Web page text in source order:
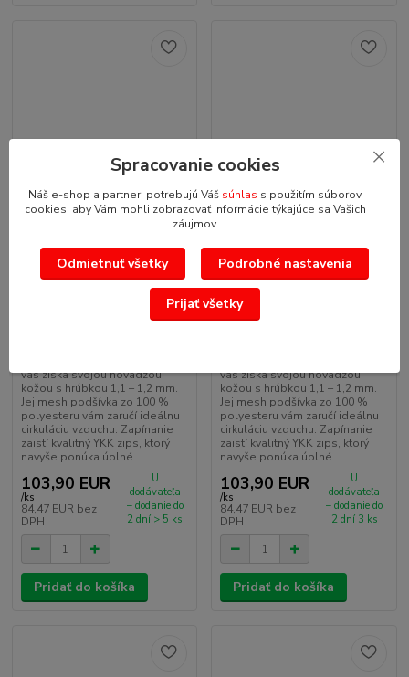
vás získa svojou hovädzou
kožou s hrúbkou 1,1 – 1,2 mm.
Jej mesh podšívka zo 100 %
polyesteru vám zaručí ideálnu
cirkuláciu vzduchu. Zapínanie
zaistí kvalitný YKK zips, ktorý
navyše ponúka úplné...
103,90 EUR
/ks
84,47 EUR bez
DPH
U
dodávateľa
– dodanie do
2 dní > 5 ks
Pridať do košíka
TXR Kožená vesta na
vás získa svojou hovädzou
kožou s hrúbkou 1,1 – 1,2 mm.
Jej mesh podšívka zo 100 %
polyesteru vám zaručí ideálnu
cirkuláciu vzduchu. Zapínanie
zaistí kvalitný YKK zips, ktorý
navyše ponúka úplné...
103,90 EUR
/ks
84,47 EUR bez
DPH
U
dodávateľa
– dodanie do
2 dní 3 ks
Pridať do košíka
Spracovanie cookies
Náš e-shop a partneri potrebujú Váš súhlas s použitím súborov
cookies, aby Vám mohli zobrazovať informácie týkajúce sa Vašich
záujmov.
Odmietnuť všetky Podrobné nastavenia
Prijať všetky